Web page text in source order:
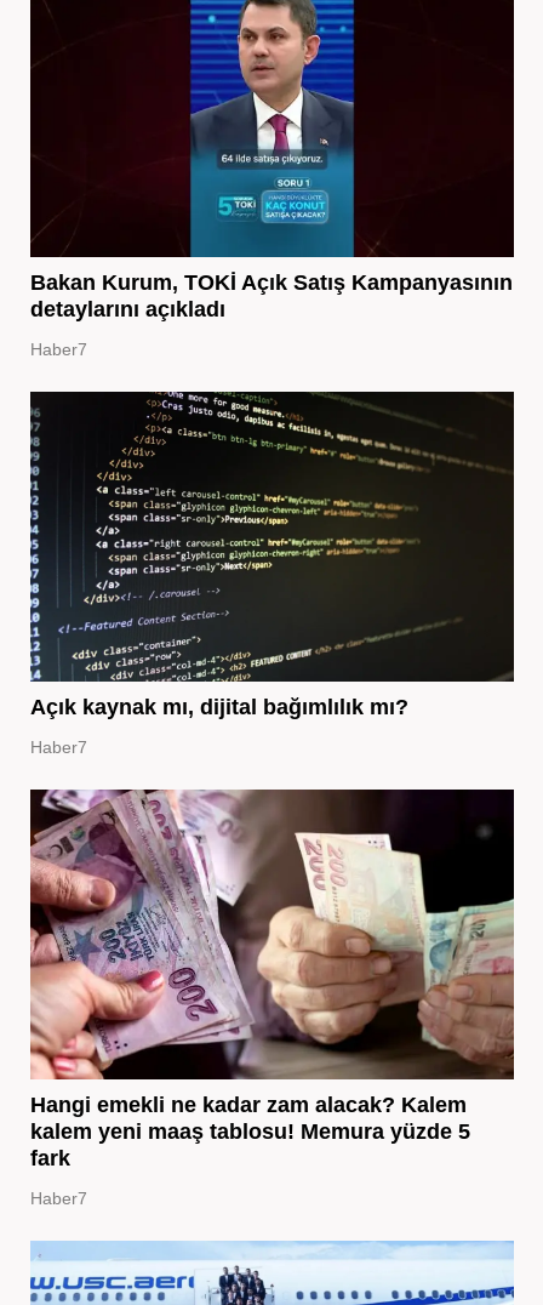
Bakan Kurum, TOKİ Açık Satış Kampanyasının
detaylarını açıkladı
Haber7
Açık kaynak mı, dijital bağımlılık mı?
Haber7
Hangi emekli ne kadar zam alacak? Kalem
kalem yeni maaş tablosu! Memura yüzde 5
fark
Haber7